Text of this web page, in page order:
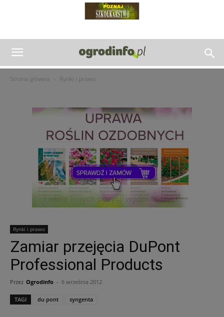
Strona główna Rynki i prawo
Rynki i prawo
Zamiar przejęcia DuPont
Professional Products
Przez Ogrodinfo - 6 września 2012
TAGI du pont syngenta